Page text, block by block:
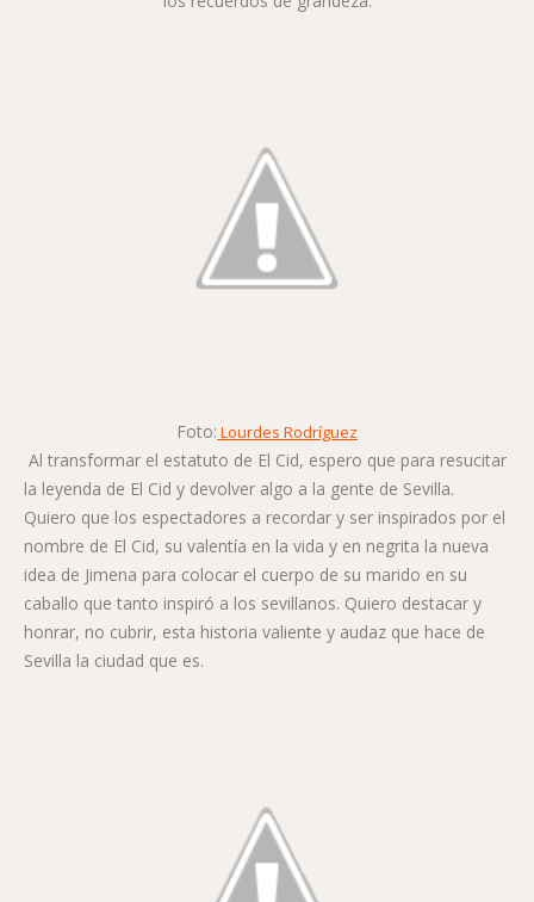
Foto: Lourdes Rodríguez
Al transformar el estatuto de El Cid, espero que para resucitar
la leyenda de El Cid y devolver algo a la gente de Sevilla.
Quiero que los espectadores a recordar y ser inspirados por el
nombre de El Cid, su valentía en la vida y en negrita la nueva
idea de Jimena para colocar el cuerpo de su marido en su
caballo que tanto inspiró a los sevillanos. Quiero destacar y
honrar, no cubrir, esta historia valiente y audaz que hace de
Sevilla la ciudad que es.